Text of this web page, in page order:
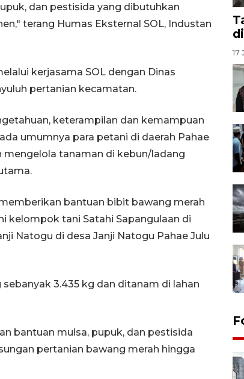
dan pestisida yang dibutuhkan
terang Humas Eksternal SOL, Industan
kerjasama SOL dengan Dinas
pertanian kecamatan.
keterampilan dan kemampuan
umumnya para petani di daerah Pahae
tanaman di kebun/ladang
bantuan bibit bawang merah
kelompok tani Satahi Sapangulaan di
Natogu di desa Janji Natogu Pahae Julu
3.435 kg dan ditanam di lahan
bantuan mulsa, pupuk, dan pestisida
pertanian bawang merah hingga
17